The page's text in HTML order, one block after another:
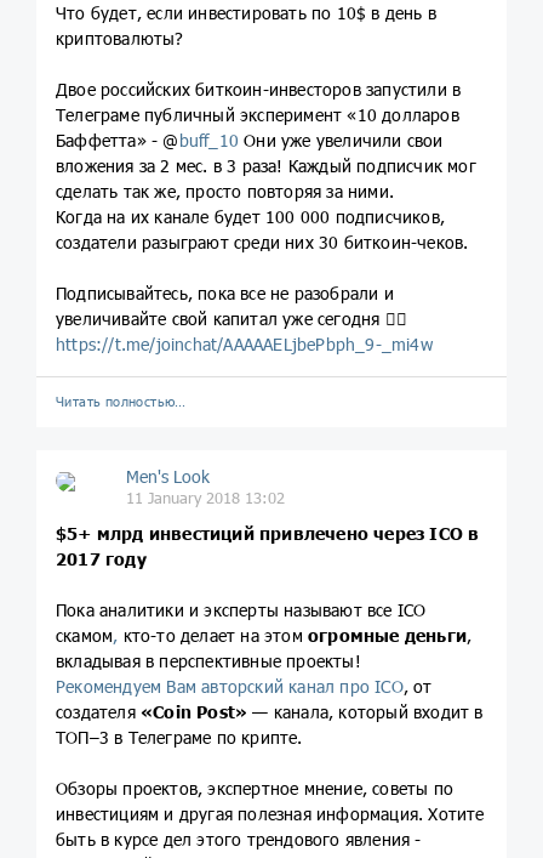
Что будет, если инвестировать по 10$ в день в
криптовалюты?
Двое российских биткоин-инвесторов запустили в
Телеграме публичный эксперимент «10 долларов
Баффетта» - @buff_10 Они уже увеличили свои
вложения за 2 мес. в 3 раза! Каждый подписчик мог
сделать так же, просто повторяя за ними.
Когда на их канале будет 100 000 подписчиков,
создатели разыграют среди них 30 биткоин-чеков.
Подписывайтесь, пока все не разобрали и
увеличивайте свой капитал уже сегодня 👉🏼
https://t.me/joinchat/AAAAAELjbePbph_9-_mi4w
Читать полностью…
Men's Look
11 January 2018 13:02
$5+ млрд инвестиций привлечено через ICO в
2017 году
Пока аналитики и эксперты называют все ICO
скамом, кто-то делает на этомогромные деньги,
вкладывая в перспективные проекты!
Рекомендуем Вам авторский канал про ICO, от
создателя «Coin Post» — канала, который входит в
ТОП–3 в Телеграме по крипте.
Обзоры проектов, экспертное мнение, советы по
инвестициям и другая полезная информация. Хотите
быть в курсе дел этого трендового явления -